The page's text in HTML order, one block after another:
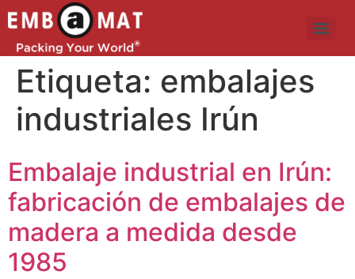
Etiqueta: embalajes
industriales Irún
Embalaje industrial en Irún:
fabricación de embalajes de
madera a medida desde
1985